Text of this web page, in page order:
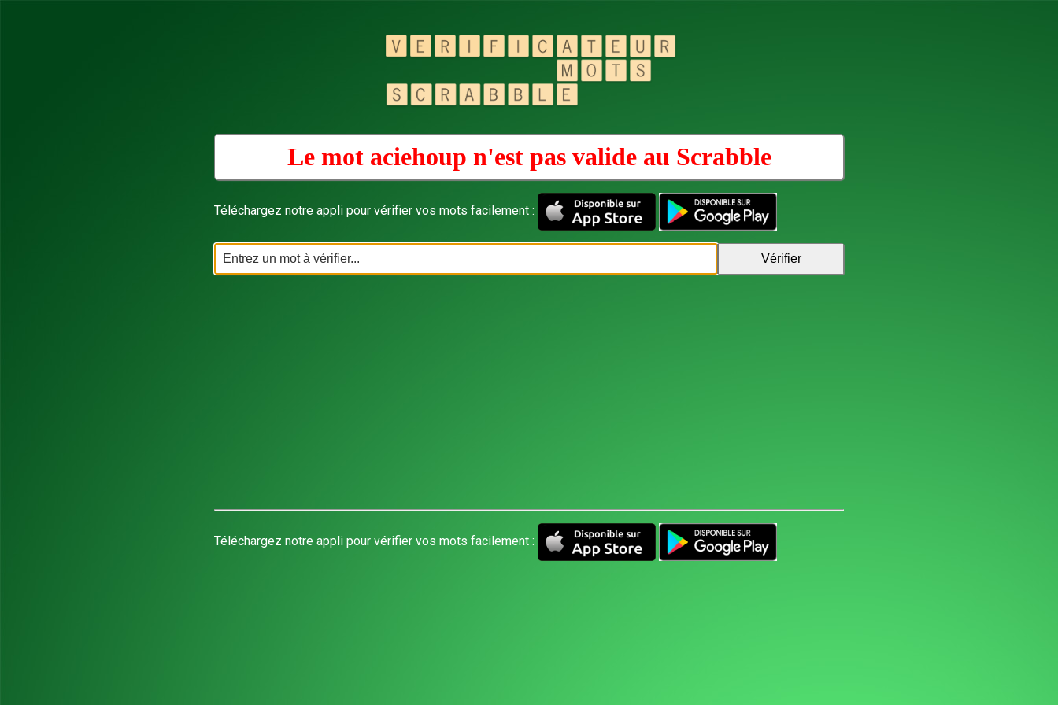
Le mot aciehoup n'est pas valide au Scrabble
Téléchargez notre appli pour vérifier vos mots facilement :
Téléchargez notre appli pour vérifier vos mots facilement :